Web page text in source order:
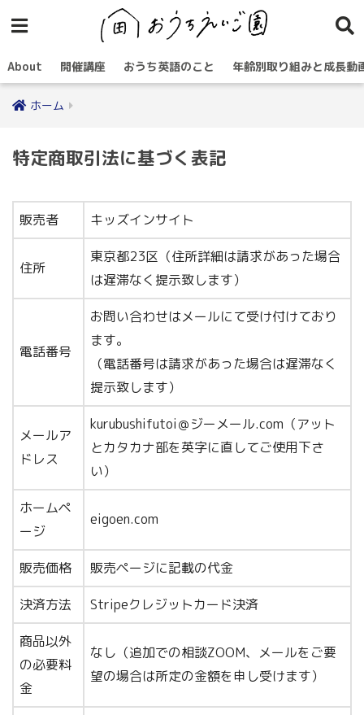
About 開催講座 おうち英語のこと 年齢別取り組みと成長動
ホーム
特定商取引法に基づく表記
販売者 キッズインサイト
住所
東京都23区（住所詳細は請求があった場合
は遅滞なく提示致します）
電話番号
お問い合わせはメールにて受け付けており
ます。
（電話番号は請求があった場合は遅滞なく
提示致します）
メールア
ドレス
kurubushifutoi＠ジーメール.com（アット
とカタカナ部を英字に直してご使用下さ
い）
ホームペ
ージ
eigoen.com
販売価格 販売ページに記載の代金
決済方法 Stripeクレジットカード決済
商品以外
の必要料
金
なし（追加での相談ZOOM、メールをご要
望の場合は所定の金額を申し受けます）